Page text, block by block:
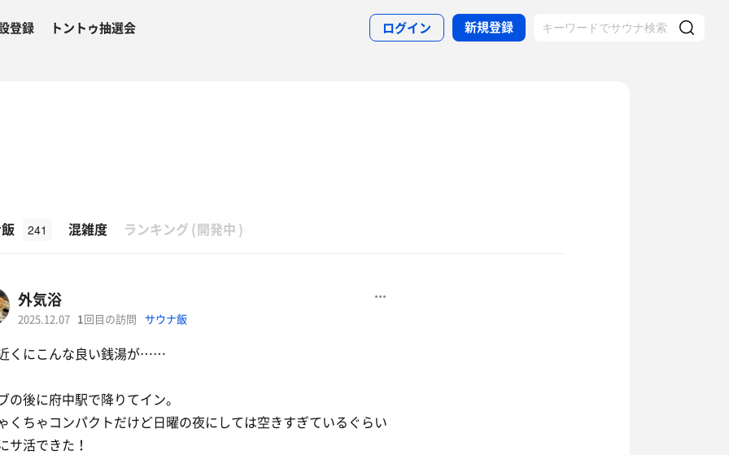
登録 トントゥ抽選会 ログイン 新規登録
241 混雑度 ランキング (開発中 )
外気浴
2025.12.07 1 回目の訪問 サウナ飯
くにこんな良い銭湯が……
の後に府中駅で降りてイン。
くちゃコンパクトだけど日曜の夜にしては空きすぎているぐらい
サ活できた！